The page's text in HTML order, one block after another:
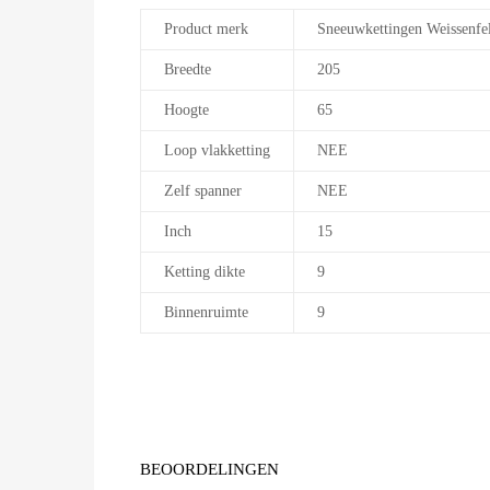
Product merk Sneeuwkettingen
Breedte 205
Hoogte 65
Loop vlakketting NEE
Zelf spanner NEE
Inch 15
Ketting dikte 9
Binnenruimte 9
BEOORDELINGEN